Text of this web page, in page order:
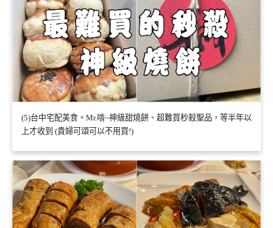
(5)台中宅配美食。Mr.啃~神級甜燒餅、超難買秒殺聖品，等半年以
上才收到 (貴婦可頌可以不用買!)